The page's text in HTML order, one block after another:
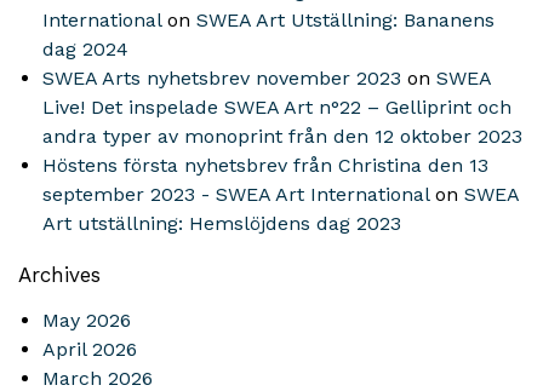
Internationalon SWEA Art Utställning: Bananens
dag 2024
SWEA Arts nyhetsbrev november 2023 on SWEA
Live! Det inspelade SWEA Art n°22 – Gelliprint och
andra typer av monoprint från den 12 oktober 2023
Höstens första nyhetsbrev från Christina den 13
september 2023 - SWEA Art Internationalon SWEA
Art utställning: Hemslöjdens dag 2023
Archives
May 2026
April 2026
March 2026